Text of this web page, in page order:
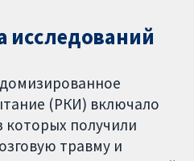
исследований
(РКИ) включало
которых получили
травму и